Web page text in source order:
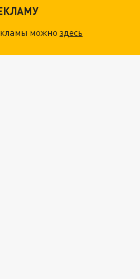
можноздесь